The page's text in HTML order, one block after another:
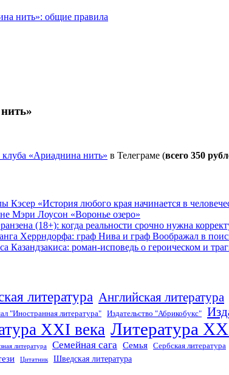
нить»: общие правила
«Ариаднина нить» в Телеграме (всего 350
«История любого края начинается в
Мэри Лоусон «Воронье озеро»
(18+): когда реальности срочно нужна
Херрндорфа: граф Нива и граф Воображал в
роман-исповедь о героическом и
литература Английская литература
"Иностранная литература" Издательство "Абрикобукс"
XXI века Литература XX
литература Семейная сага Семья Сербская литература
Цитатник Шведская литература